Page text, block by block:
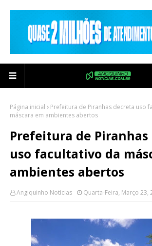
Página inicial
Prefeitura de Piranhas decreta uso
máscara em ambientes abertos
Prefeitura de Piranhas
uso facultativo da
ambientes abertos
Angiquinho Notícias Quarta-Feira, Março 23,